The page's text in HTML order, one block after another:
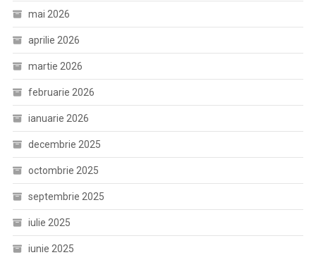
mai 2026
aprilie 2026
martie 2026
februarie 2026
ianuarie 2026
decembrie 2025
octombrie 2025
septembrie 2025
iulie 2025
iunie 2025